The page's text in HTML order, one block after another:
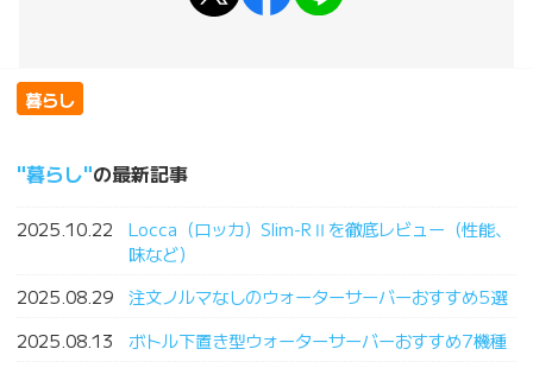
暮らし
暮らし の最新記事
2025.10.22
Locca（ロッカ）Slim-RⅡを徹底レビュー（性能、
味など）
2025.08.29
注文ノルマなしのウォーターサーバーおすすめ5選
2025.08.13
ボトル下置き型ウォーターサーバーおすすめ7機種